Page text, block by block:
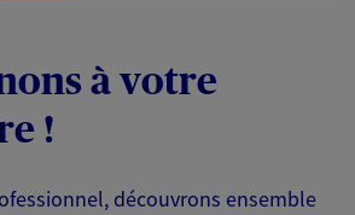
à votre
!
découvrons ensemble